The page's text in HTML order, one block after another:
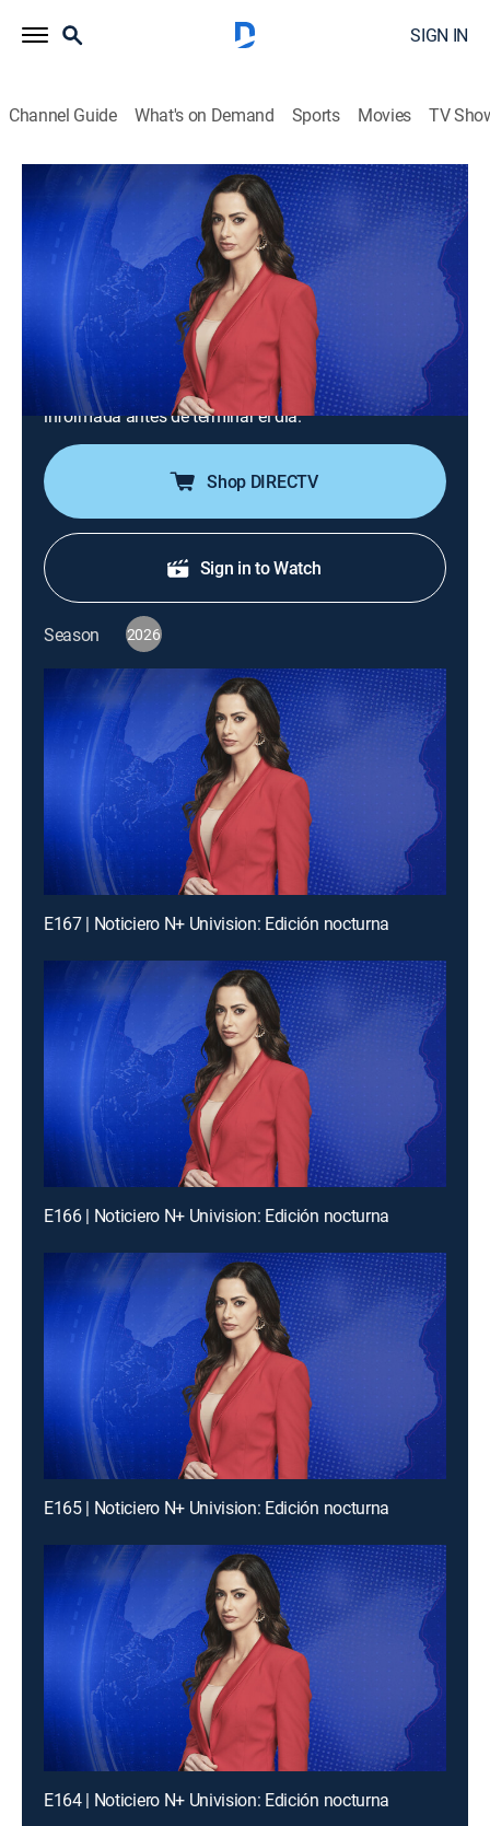
SIGN IN
Channel Guide What's on Demand Sports Movies TV
Noticiero N+ Univision: Edición nocturna
S2026 E94 | Noticiero N+ Univision:
Edición nocturna
News 2026
Un repaso de las noticias ocurridas hasta el final el
día. Tiene la información completa de las noticias de
último minuto y registra con las cámaras desde el
lugar de los hechos para que la audiencia quede bien
informada antes de terminar el día.
Shop DIRECTV
Sign in to Watch
Season 2026
E167 | Noticiero N+ Univision: Edición nocturna
E166 | Noticiero N+ Univision: Edición nocturna
E165 | Noticiero N+ Univision: Edición nocturna
E164 | Noticiero N+ Univision: Edición nocturna